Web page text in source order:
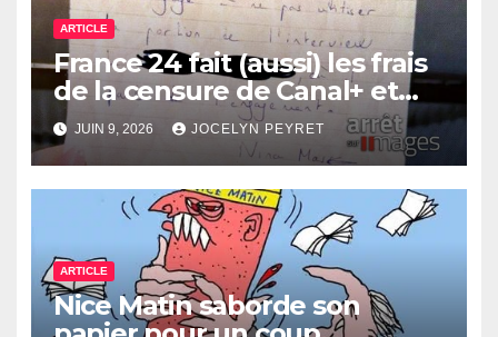
ARTICLE
France 24 fait (aussi) les frais
de la censure de Canal+ et
Bolloré
JUIN 9, 2026 JOCELYN PEYRET
ARTICLE
Nice Matin saborde son